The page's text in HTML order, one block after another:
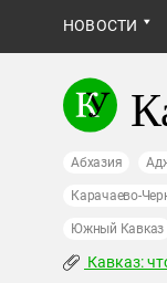
НОВОСТИ
Абхазия
Карачаево-
Южный Кавказ
Кавказ: